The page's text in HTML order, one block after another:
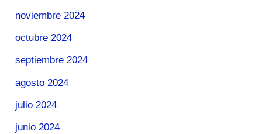
noviembre 2024
octubre 2024
septiembre 2024
agosto 2024
julio 2024
junio 2024